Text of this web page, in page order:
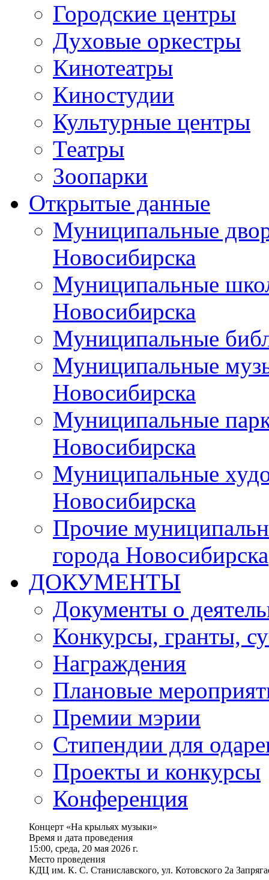
Городские центры
Духовые оркестры
Кинотеатры
Киностудии
Культурные центры
Театры
Зоопарки
Открытые данные
Муниципальные
Новосибирска
Муниципальные
Новосибирска
Муниципальные
Муниципальные
Новосибирска
Муниципальные
Новосибирска
Муниципальные
Новосибирска
Прочие
города Новосибирска
ДОКУМЕНТЫ
Документы о
Конкурсы, гранты,
Награждения
Плановые
Премии мэрии
Стипендии для
Проекты и конкурсы
Конференция
Концерт «На крыльях музыки»
Время и дата проведения
15:00, среда, 20 мая 2026 г.
Место проведения
КДЦ им. К. С. Станиславского, ул. Котовского 2а